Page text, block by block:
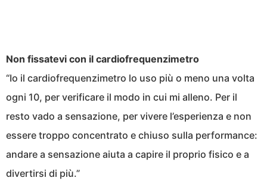
Non fissatevi con il cardiofrequenzimetro
“Io il cardiofrequenzimetro lo uso più o meno una volta
ogni 10, per verificare il modo in cui mi alleno. Per il
resto vado a sensazione, per vivere l’esperienza e non
essere troppo concentrato e chiuso sulla performance:
andare a sensazione aiuta a capire il proprio fisico e a
divertirsi di più.”